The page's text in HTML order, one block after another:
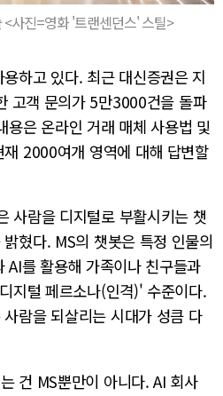
사진=영화 '트랜센던스' 스틸>
하고 있다. 최근 대신증권은 지
고객 문의가 5만3000건을 돌파
용은 온라인 거래 매체 사용법 및
2000여개 영역에 대해 답변할
사람을 디지털로 부활시키는 챗
혔다. MS의 챗봇은 특정 인물의
AI를 활용해 가족이나 친구들과
지털 페르소나(인격)' 수준이다.
람을 되살리는 시대가 성큼 다
건 MS뿐만이 아니다. AI 회사